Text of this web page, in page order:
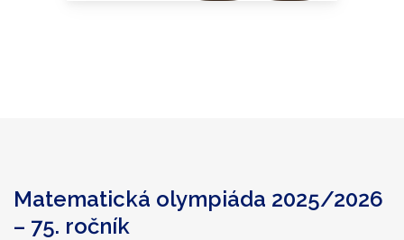
Matematická olympiáda 2025/2026
– 75. ročník